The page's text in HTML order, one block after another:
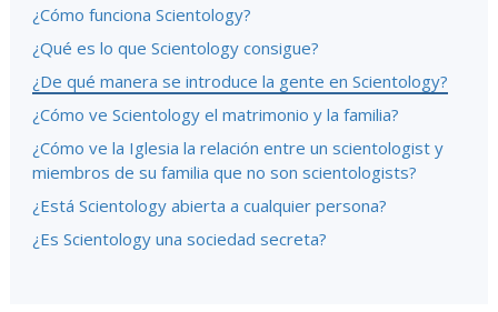
¿Cómo funciona Scientology?
¿Qué es lo que Scientology consigue?
¿De qué manera se introduce la gente en Scientology?
¿Cómo ve Scientology el matrimonio y la familia?
¿Cómo ve la Iglesia la relación entre un scientologist y
miembros de su familia que no son scientologists?
¿Está Scientology abierta a cualquier persona?
¿Es Scientology una sociedad secreta?